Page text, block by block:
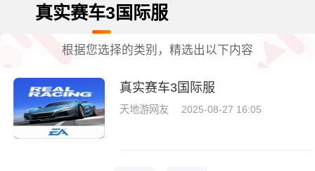
真实赛车3国际服
根据您选择的类别，精选出以下内容
真实赛车3国际服
天地游网友 2025-08-27 16:05